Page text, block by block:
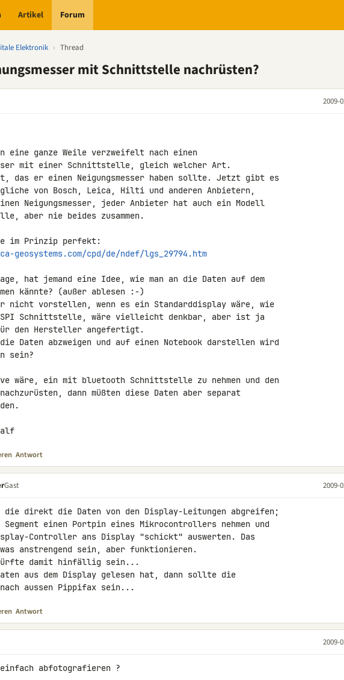
Artikel Forum
Elektronik › Thread
mit Schnittstelle nachrüsten?
2009-
eine ganze Weile verzweifelt nach einen
mit einer Schnittstelle, gleich welcher Art.
das er einen Neigungsmesser haben sollte. Jetzt gibt es
von Bosch, Leica, Hilti und anderen Anbietern,
Neigungsmesser, jeder Anbieter hat auch ein Modell
aber nie beides zusammen.
geosystems.com/cpd/de/ndef/lgs_29794.htm
hat jemand eine Idee, wie man an die Daten auf dem
kännte? (außer ablesen :-)
nicht vorstellen, wenn es ein Standarddisplay wäre, wie
SPI Schnittstelle, wäre vielleicht denkbar, aber ist ja
den Hersteller angefertigt.
Daten abzweigen und auf einen Notebook darstellen wird
sein?
wäre, ein mit bluetooth Schnittstelle zu nehmen und den
nachzurüsten, dann müßten diese Daten aber separat
Antwort
Gast 2009-
direkt die Daten von den Display-Leitungen abgreifen;
einen Portpin eines Mikrocontrollers nehmen und
Controller ans Display "schickt" auswerten. Das
anstrengend sein, aber funktionieren.
damit hinfällig sein...
aus dem Display gelesen hat, dann sollte die
aussen Pippifax sein...
Antwort
2009-
abfotografieren ?